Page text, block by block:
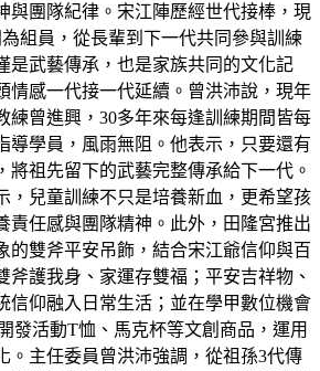
與團隊紀律。宋江陣歷經世代接棒，現
組員，從長輩到下一代共同參與訓練
是武藝傳承，也是家族共同的文化記
情感一代接一代延續。曾洪沛說，現年
練曾進興，30多年來每逢訓練期間皆每
導學員，風雨無阻。他表示，只要還有
將祖先留下的武藝完整傳承給下一代。
，兒童訓練不只是培養新血，更希望孩
責任感與團隊精神。此外，田隆宮推出
的雙斧平安吊飾，結合宋江爺信仰與百
斧護我身、家運存雙福；平安吉祥物、
信仰融入日常生活；並在學甲數位機會
發活動T恤、馬克杯等文創商品，運用
。主任委員曾洪沛強調，從祖孫3代傳